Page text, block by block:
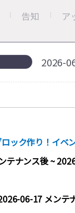
告知 ア
2026-
ック作り！イベ
テナンス後 ~
06-17 メン